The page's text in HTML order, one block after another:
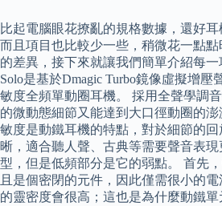
比起電腦眼花撩亂的規格數據，還好耳
而且項目也比較少一些，稍微花一點
的差異，接下來就讓我們簡單介紹每
Solo是基於Dmagic Turbo鏡像虛擬增壓
敏度全頻單動圈耳機。 採用全聲學調
的微動態細節又能達到大口徑動圈的
敏度是動鐵耳機的特點，對於細節的
晰，適合聽人聲、古典等需要聲音表
型，但是低頻部分是它的弱點。 首先
且是個密閉的元件，因此僅需很小的
的靈密度會很高；這也是為什麼動鐵